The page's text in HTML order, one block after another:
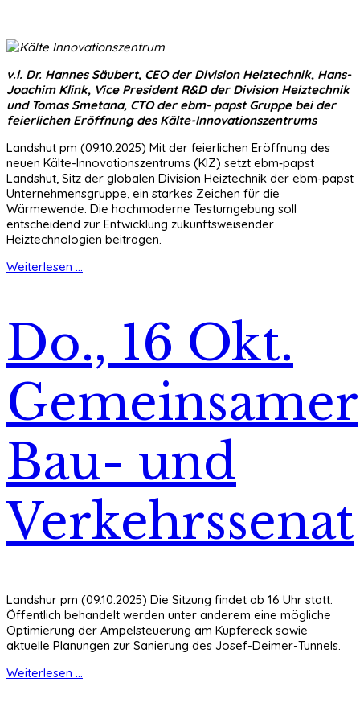
v.l. Dr. Hannes Säubert, CEO der Division Heiztechnik, Hans-
Joachim Klink, Vice President R&D der Division Heiztechnik
und Tomas Smetana, CTO der ebm- papst Gruppe bei der
feierlichen Eröffnung des Kälte-Innovationszentrums
Landshut pm (09.10.2025) Mit der feierlichen Eröffnung des
neuen Kälte-Innovationszentrums (KIZ) setzt ebm‑papst
Landshut, Sitz der globalen Division Heiztechnik der ebm-papst
Unternehmensgruppe, ein starkes Zeichen für die
Wärmewende. Die hochmoderne Testumgebung soll
entscheidend zur Entwicklung zukunftsweisender
Heiztechnologien beitragen.
Weiterlesen ...
Do., 16 Okt.
Gemeinsamer
Bau- und
Verkehrssenat
Landshur pm (09.10.2025) Die Sitzung findet ab 16 Uhr statt.
Öffentlich behandelt werden unter anderem eine mögliche
Optimierung der Ampelsteuerung am Kupfereck sowie
aktuelle Planungen zur Sanierung des Josef-Deimer-Tunnels.
Weiterlesen ...